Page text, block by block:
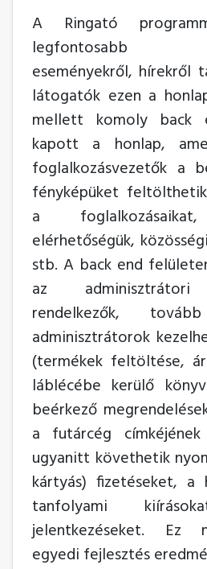
A Ringató
legfontosabb
eseményekről, hírekről
látogatók ezen a
mellett komoly
kapott a honlap,
foglalkozásvezetők a
fényképüket
a
elérhetőségük,
stb. A back end
az adminisztrátori
rendelkezők,
adminisztrátorok
(termékek feltöltése,
láblécébe kerülő
beérkező
a futárcég
ugyanitt követhetik
kártyás) fizetéseket, a
tanfolyami
jelentkezéseket. Ez
egyedi fejlesztés